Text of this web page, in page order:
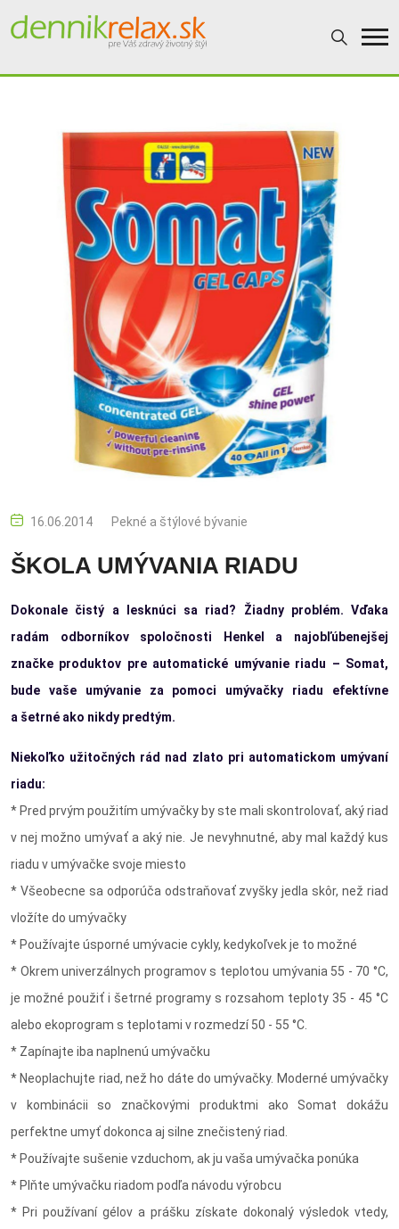
16.06.2014 Pekné a štýlové bývanie
ŠKOLA UMÝVANIA RIADU
Dokonale čistý a lesknúci sa riad? Žiadny problém. Vďaka
radám odborníkov spoločnosti Henkel a najobľúbenejšej
značke produktov pre automatické umývanie riadu – Somat,
bude vaše umývanie za pomoci umývačky riadu efektívne
a šetrné ako nikdy predtým.
Niekoľko užitočných rád nad zlato pri automatickom umývaní
riadu:
* Pred prvým použitím umývačky by ste mali skontrolovať, aký riad
v nej možno umývať a aký nie. Je nevyhnutné, aby mal každý kus
riadu v umývačke svoje miesto
* Všeobecne sa odporúča odstraňovať zvyšky jedla skôr, než riad
vložíte do umývačky
* Používajte úsporné umývacie cykly, kedykoľvek je to možné
* Okrem univerzálnych programov s teplotou umývania 55 - 70 °C,
je možné použiť i šetrné programy s rozsahom teploty 35 - 45 °C
alebo ekoprogram s teplotami v rozmedzí 50 - 55 °C.
* Zapínajte iba naplnenú umývačku
* Neoplachujte riad, než ho dáte do umývačky. Moderné umývačky
v kombinácii so značkovými produktmi ako Somat dokážu
perfektne umyť dokonca aj silne znečistený riad.
* Používajte sušenie vzduchom, ak ju vaša umývačka ponúka
* Plňte umývačku riadom podľa návodu výrobcu
* Pri používaní gélov a prášku získate dokonalý výsledok vtedy,